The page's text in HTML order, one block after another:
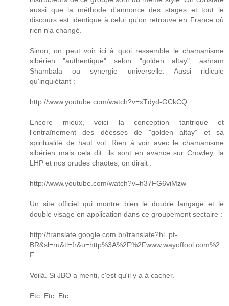
aussi que la méthode d'annonce des stages et tout le
discours est identique à celui qu'on retrouve en France où
rien n'a changé.
Sinon, on peut voir ici à quoi ressemble le chamanisme
sibérien "authentique" selon "golden altay", ashram
Shambala ou synergie universelle. Aussi ridicule
qu'inquiétant :
http://www.youtube.com/watch?v=xTdyd-GCkCQ
Encore mieux, voici la conception tantrique et
l'entraînement des déesses de "golden altay" et sa
spiritualité de haut vol. Rien à voir avec le chamanisme
sibérien mais cela dit, ils sont en avance sur Crowley, la
LHP et nos prudes chaotes, on dirait :
http://www.youtube.com/watch?v=h37FG6viMzw
Un site officiel qui montre bien le double langage et le
double visage en application dans ce groupement sectaire :
http://translate.google.com.br/translate?hl=pt-
BR&sl=ru&tl=fr&u=http%3A%2F%2Fwww.wayoffool.com%2
F
Voilà. Si JBO a menti, c'est qu'il y a à cacher.
Etc. Etc. Etc.